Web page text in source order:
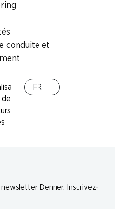
conduite et
de
FR
Denner. Inscrivez-